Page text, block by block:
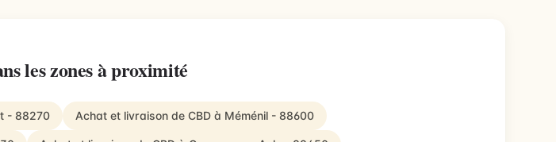
les zones à proximité
- 88270 Achat et livraison de CBD à Méménil - 88600